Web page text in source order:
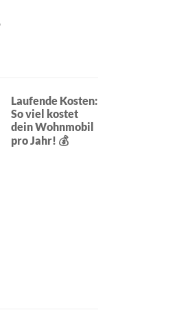
Laufende Kosten:
So viel kostet
dein Wohnmobil
pro Jahr! 💰